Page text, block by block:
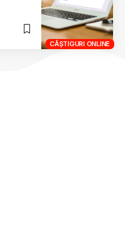
CÂȘTIGURI ONLINE